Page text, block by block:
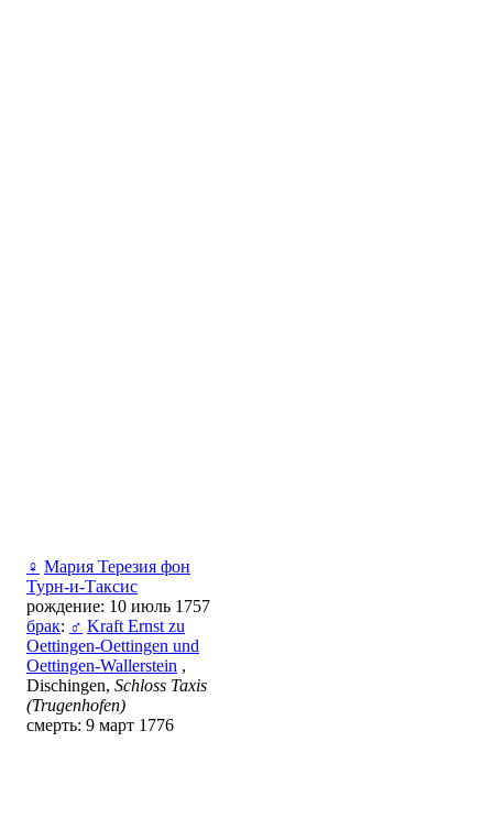
♀ Мария Терезия фон
Турн-и-Таксис
рождение: 10 июль 1757
брак: ♂ Kraft Ernst zu
Oettingen-Oettingen und
Oettingen-Wallerstein ,
Dischingen, Schloss Taxis
(Trugenhofen)
смерть: 9 март 1776